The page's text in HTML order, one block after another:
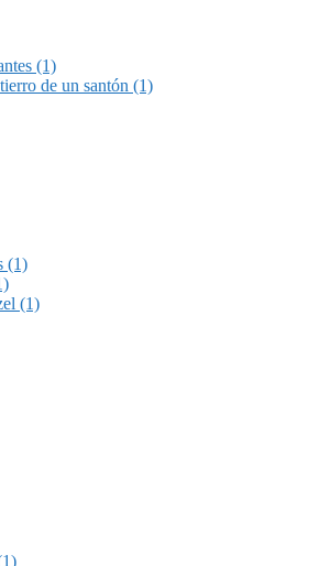
(1)
de un santón (1)
(1)
(1)